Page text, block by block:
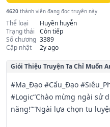
4620 thành viên đang đọc truyện này
Thể loại
Huyền huyễn
Trạng thái
Còn tiếp
Số chương 3389
Cập nhật
2y ago
Giói Thiệu Truyện Ta Chỉ Muốn
#Ma_Đạo #Cẩu_Đạo
#Logic“Chào mừng ngài sử
năng!”“Ngài lựa chọn tu